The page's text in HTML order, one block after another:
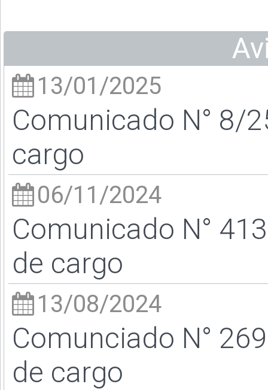
13/01/2025
Comunicado N° 8/
cargo
06/11/2024
Comunicado N°
de cargo
13/08/2024
Comunciado N°
de cargo